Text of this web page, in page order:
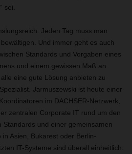
sei.
Jeden Tag muss man
Und immer geht es auch
Standards und Vorgaben eines
und einem gewissen Maß an
eine gute Lösung anbieten zu
Jarmuszewski ist heute einer
im DACHSER-Netzwerk,
zentralen Corporate IT rund um den
Standards und einer gemeinsamen
Asien, Bukarest oder Berlin-
IT-Systeme sind überall einheitlich.